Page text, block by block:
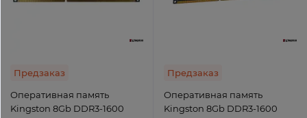
Предзаказ
Оперативная память
Kingston 8Gb DDR3-1600
Предзаказ
Оперативная память
Kingston 8Gb DDR3-1600